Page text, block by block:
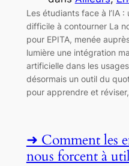
Les étudiants face à l’IA
difficile à contourner La
pour EPITA, menée
lumière une intégration
artificielle dans les
désormais un outil du
pour apprendre et
Comment les
nous forcent à